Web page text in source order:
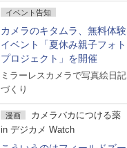
イベント告知
カメラのキタムラ、無料体験
イベント「夏休み親子フォト
プロジェクト」を開催
ミラーレスカメラで写真絵日記
づくり
漫画
カメラバカにつける薬
in デジカメ Watch